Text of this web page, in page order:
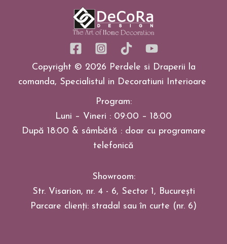
Copyright © 2026 Perdele si Draperii la
comanda, Specialistul in Decoratiuni Interioare
Program:
Luni – Vineri : 09:00 – 18:00
După 18:00 & sâmbătă : doar cu programare
telefonică
Showroom:
Str. Visarion, nr. 4 - 6, Sector 1, București
Parcare clienți: stradal sau în curte (nr. 6)